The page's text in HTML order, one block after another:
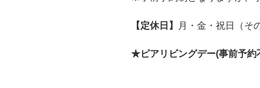
【定休日】 月・金・祝日（そ
★ピアリビングデー(事前予約